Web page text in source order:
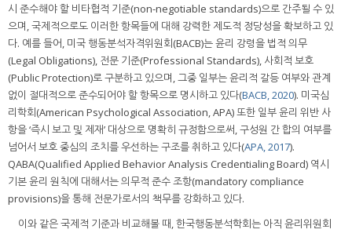
시 준수해야 할 비타협적 기준(non-negotiable standards)으로 간주될 수 있
으며, 국제적으로도 이러한 항목들에 대해 강력한 제도적 정당성을 확보하고 있
다. 예를 들어, 미국 행동분석자격위원회(BACB)는 윤리 강령을 법적 의무
(Legal Obligations), 전문 기준(Professional Standards), 사회적 보호
(Public Protection)로 구분하고 있으며, 그중 일부는 윤리적 갈등 여부와 관계
없이 절대적으로 준수되어야 할 항목으로 명시하고 있다(BACB, 2020). 미국심
리학회(American Psychological Association, APA) 또한 일부 윤리 위반 사
항을 ‘즉시 보고 및 제재’ 대상으로 명확히 규정함으로써, 구성원 간 합의 여부를
넘어서 보호 중심의 조치를 우선하는 구조를 취하고 있다(APA, 2017).
QABA(Qualified Applied Behavior Analysis Credentialing Board) 역시
기본 윤리 원칙에 대해서는 의무적 준수 조항(mandatory compliance
provisions)을 통해 전문가로서의 책무를 강화하고 있다.
이와 같은 국제적 기준과 비교해볼 때, 한국행동분석학회는 아직 윤리위원회